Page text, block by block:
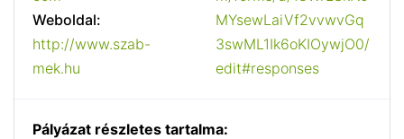
Weboldal:
http://www.szab-
mek.hu
MYsewLaiVf2vvwvGq
3swML1Ik6oKIOywjO0/
edit#responses
Pályázat részletes tartalma: